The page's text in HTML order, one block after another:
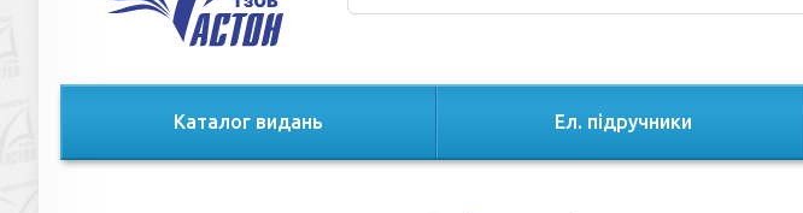
Каталог видань Ел. підручники